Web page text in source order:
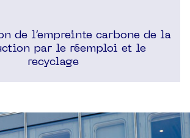
de l’empreinte carbone de la
par le réemploi et le
recyclage